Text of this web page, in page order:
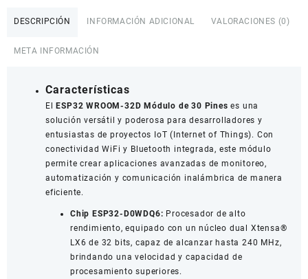
cantidad
DESCRIPCIÓN INFORMACIÓN ADICIONAL VALORACIONES (0)
META INFORMACIÓN
Características
ElESP32 WROOM-32D Módulo de 30 Pines es una
solución versátil y poderosa para desarrolladores y
entusiastas de proyectos IoT (Internet of Things). Con
conectividad WiFi y Bluetooth integrada, este módulo
permite crear aplicaciones avanzadas de monitoreo,
automatización y comunicación inalámbrica de manera
eficiente.
Chip ESP32-D0WDQ6: Procesador de alto
rendimiento, equipado con un núcleo dual Xtensa®
LX6 de 32 bits, capaz de alcanzar hasta 240 MHz,
brindando una velocidad y capacidad de
procesamiento superiores.